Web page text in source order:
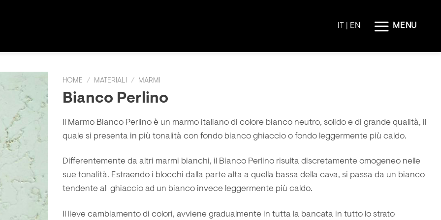
IT | EN MENU
HOME / MATERIALI / MARMI
Bianco Perlino
Il Marmo Bianco Perlino è un marmo italiano di colore bianco neutro, solido e di grande qualità, il
quale si presenta in più tonalità con fondo bianco ghiaccio o fondo leggermente più caldo.
Differentemente da altri marmi bianchi, il Bianco Perlino risulta discretamente omogeneo nelle
sue tonalità. Estraendo i blocchi dalla parte alta a quella bassa della cava, si passa da un bianco
tendente al ghiaccio ad un bianco invece leggermente più caldo.
Il lieve cambiamento di colori, avviene gradualmente in tutta la bancata in tutto lo strato